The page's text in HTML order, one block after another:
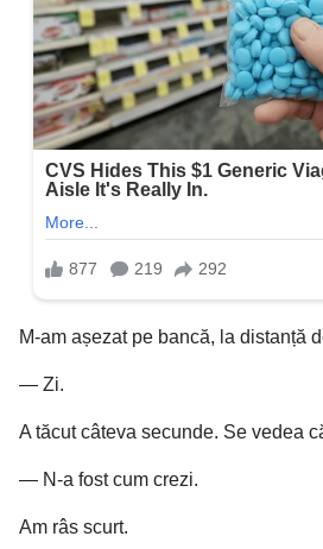
M-am așezat pe bancă, la distanță
— Zi.
A tăcut câteva secunde. Se vedea
— N-a fost cum crezi.
Am râs scurt.